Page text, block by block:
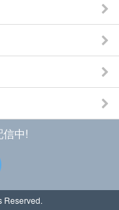
中!
Reserved.